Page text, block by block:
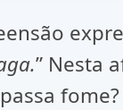
” Nesta